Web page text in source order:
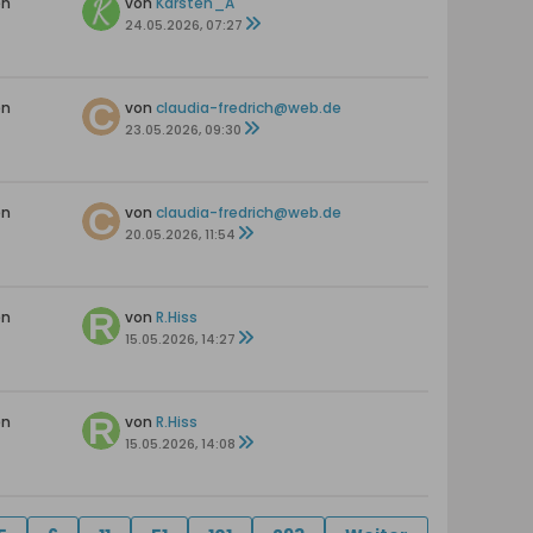
24.05.2026, 07:27
von claudia-fredrich@web.de
23.05.2026, 09:30
von claudia-fredrich@web.de
20.05.2026, 11:54
von R.Hiss
15.05.2026, 14:27
von R.Hiss
15.05.2026, 14:08